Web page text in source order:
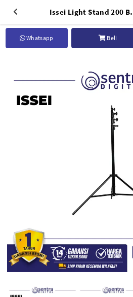
Issei
Whatsapp Beli